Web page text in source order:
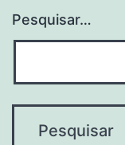
Pesquisar…